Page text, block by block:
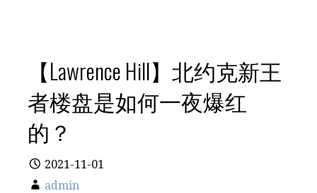
【Lawrence Hill】北约克新王
者楼盘是如何一夜爆红
的？
2021-11-01
admin